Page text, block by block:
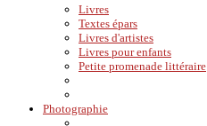
Livres
Textes épars
Livres d'artistes
Livres pour enfants
Petite promenade littéraire
Photographie